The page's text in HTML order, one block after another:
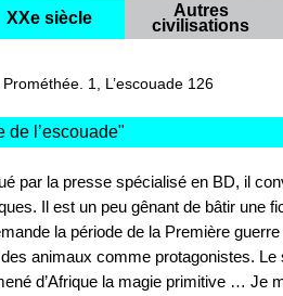
Antiquité
Moyen Age
Autres
XXe siècle
Autres
civilisations
1, L’escouade 126
de l’escouade"
par la presse spécialisé en BD, il
Il est un peu gênant de bâtir une
la période de la Première
animaux comme protagonistes. Le
d’Afrique la magie primitive … Je